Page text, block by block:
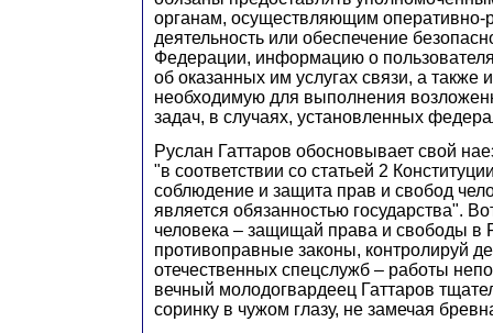
органам, осуществляющим оперативно-
деятельность или обеспечение
Федерации, информацию о
об оказанных им услугах связи, а
необходимую для выполнения
задач, в случаях, установленных
Руслан Гаттаров обосновывает свой
"в соответствии со статьей 2
соблюдение и защита прав и свобод
является обязанностью государства".
человека – защищай права и свободы в
противоправные законы, контролируй
отечественных спецслужб – работы
вечный молодогвардеец Гаттаров
соринку в чужом глазу, не замечая